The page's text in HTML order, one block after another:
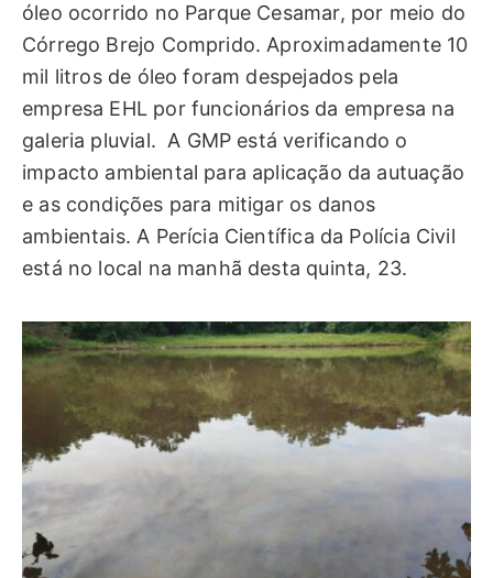
óleo ocorrido no Parque Cesamar, por meio do
Córrego Brejo Comprido. Aproximadamente 10
mil litros de óleo foram despejados pela
empresa EHL por funcionários da empresa na
galeria pluvial. A GMP está verificando o
impacto ambiental para aplicação da autuação
e as condições para mitigar os danos
ambientais. A Perícia Científica da Polícia Civil
está no local na manhã desta quinta, 23.